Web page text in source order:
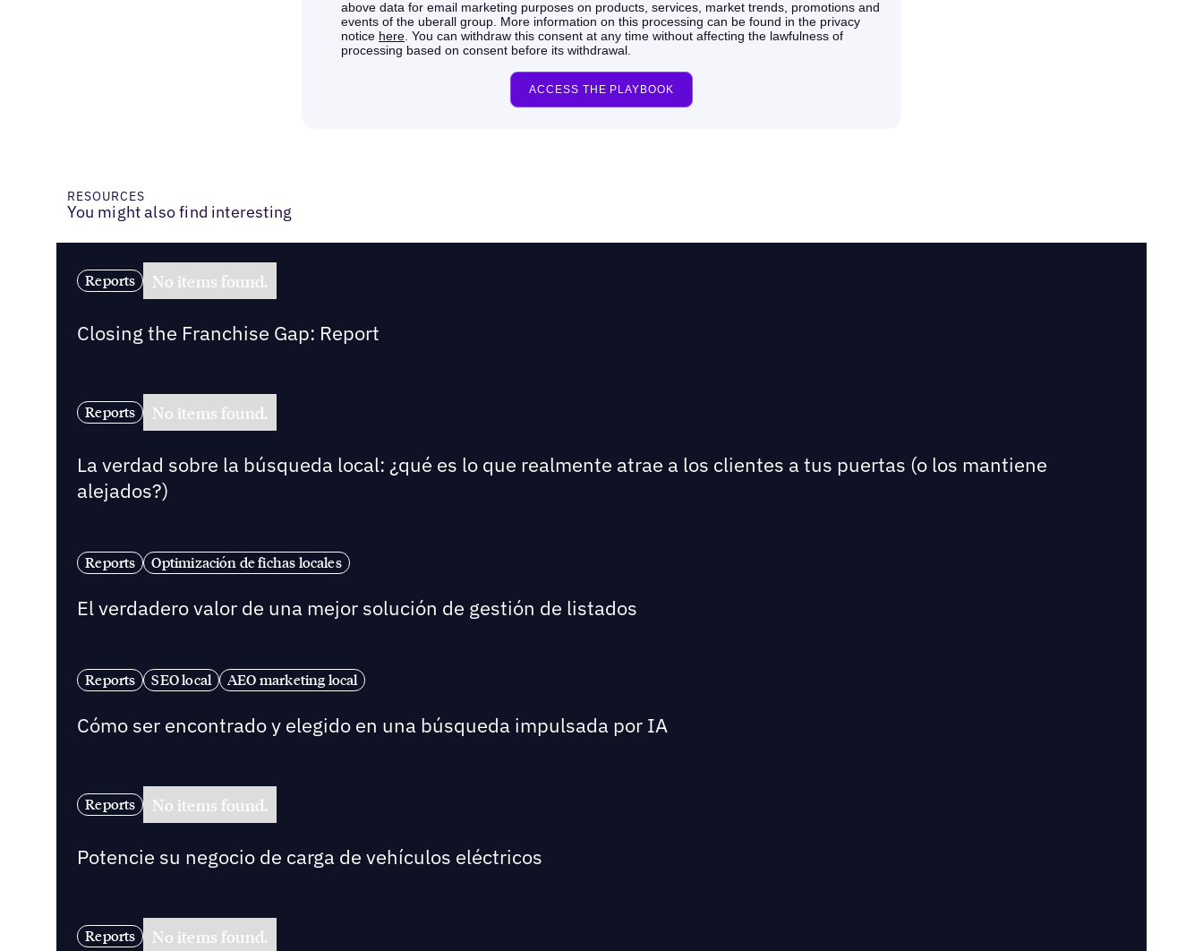
RESOURCES
You might also find interesting
Reports No items found.
Closing the Franchise Gap: Report
Reports No items found.
La verdad sobre la búsqueda local: ¿qué es lo que realmente atrae a los clientes a tus puertas (o los mantiene
alejados?)
Reports Optimización de fichas locales
El verdadero valor de una mejor solución de gestión de listados
Reports SEO local AEO marketing local
Cómo ser encontrado y elegido en una búsqueda impulsada por IA
Reports No items found.
Potencie su negocio de carga de vehículos eléctricos
Reports No items found.